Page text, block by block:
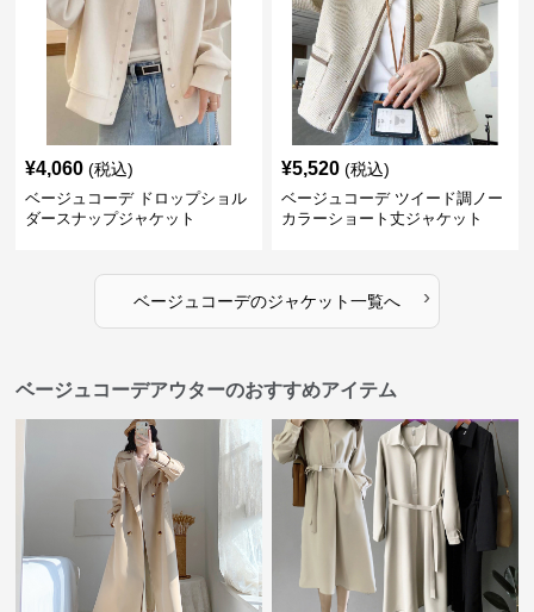
¥4,060 (税込)
ベージュコーデ ドロップショル
ダースナップジャケット
¥5,520 (税込)
ベージュコーデ ツイード調ノー
カラーショート丈ジャケット
ベージュコーデのジャケット一覧へ ›
ベージュコーデアウターのおすすめアイテム